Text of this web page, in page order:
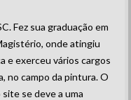
Fez sua graduação em
onde atingiu
e exerceu vários cargos
no campo da pintura. O
se deve a uma